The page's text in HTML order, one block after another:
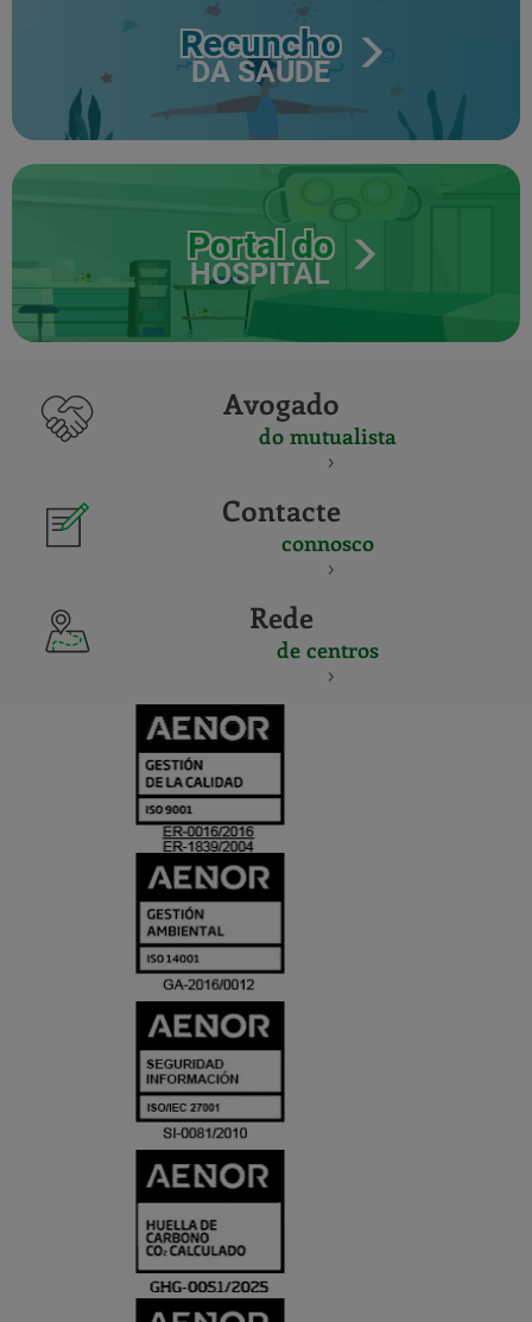
Recuncho
DA SAÚDE
Portal do
HOSPITAL
Avogado
do mutualista
Contacte
connosco
Rede
de centros